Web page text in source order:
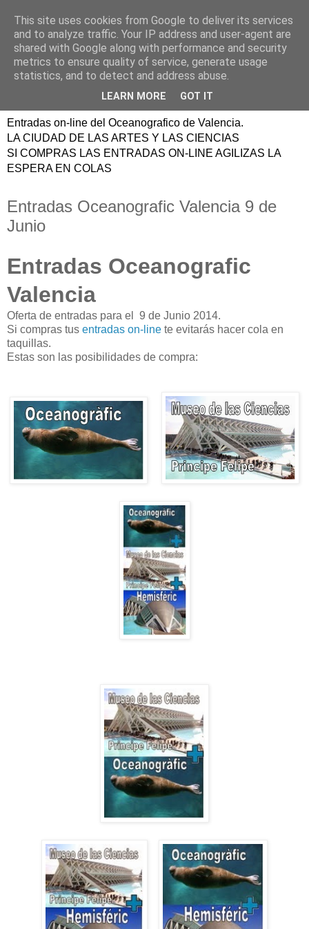
ENTRADAS
OCEANOGRAFIC
VALENCIA
Entradas on-line del Oceanografico de Valencia.
LA CIUDAD DE LAS ARTES Y LAS CIENCIAS
SI COMPRAS LAS ENTRADAS ON-LINE AGILIZAS LA
ESPERA EN COLAS
Entradas Oceanografic Valencia 9 de
Junio
Entradas Oceanografic
Valencia
Oferta de entradas para el 9 de Junio 2014.
Si compras tus entradas on-line te evitarás hacer cola en
taquillas.
Estas son las posibilidades de compra:
This site uses cookies from Google to deliver its services
and to analyze traffic. Your IP address and user-agent are
shared with Google along with performance and security
metrics to ensure quality of service, generate usage
statistics, and to detect and address abuse.
LEARN MORE GOT IT